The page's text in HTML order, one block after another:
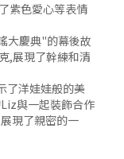
紫色愛心等表情
大慶典"的幕後故
,展現了幹練和清
了洋娃娃般的美
與一起裝飾合作
現了親密的一